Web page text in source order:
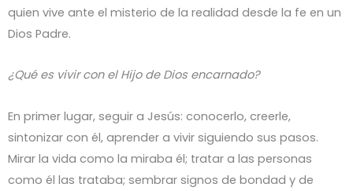
quien vive ante el misterio de la realidad desde la fe en un
Dios Padre.
¿Qué es vivir con el Hijo de Dios encarnado?
En primer lugar, seguir a Jesús: conocerlo, creerle,
sintonizar con él, aprender a vivir siguiendo sus pasos.
Mirar la vida como la miraba él; tratar a las personas
como él las trataba; sembrar signos de bondad y de